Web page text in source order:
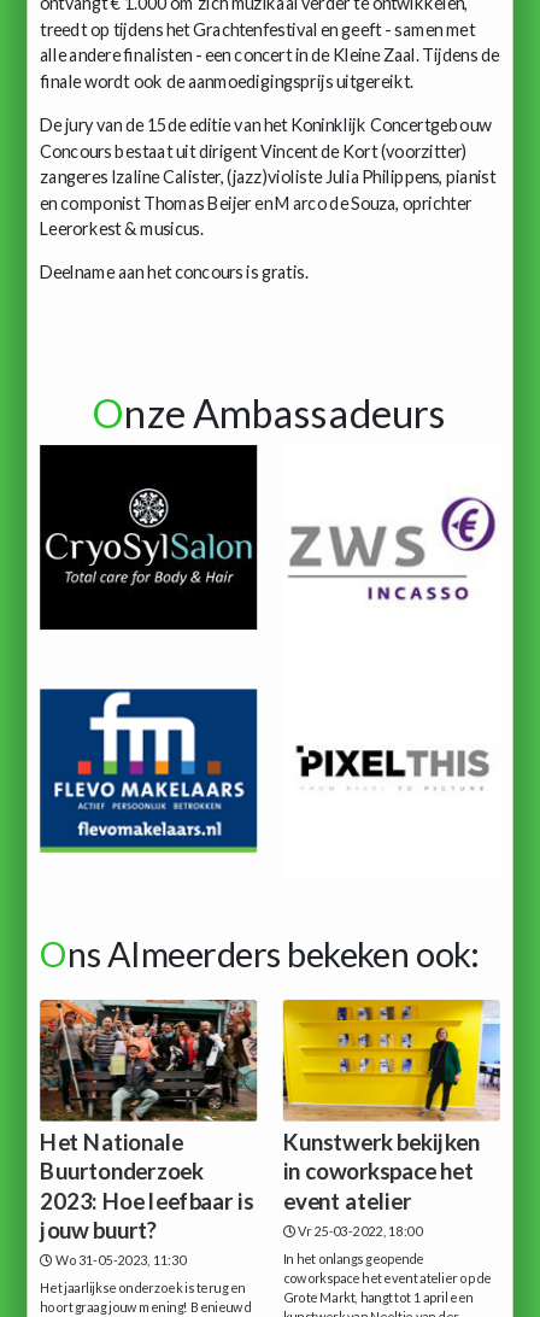
treedt op tijdens het Grachtenfestival en geeft - samen met
alle andere finalisten - een concert in de Kleine Zaal. Tijdens de
finale wordt ook de aanmoedigingsprijs uitgereikt.
De jury van de 15de editie van het Koninklijk Concertgebouw
Concours bestaat uit dirigent Vincent de Kort (voorzitter)
zangeres Izaline Calister, (jazz)violiste Julia Philippens, pianist
en componist Thomas Beijer en Marco de Souza, oprichter
Leerorkest & musicus.
Deelname aan het concours is gratis.
Onze Ambassadeurs
Ons Almeerders bekeken ook:
Het Nationale
Buurtonderzoek
2023: Hoe leefbaar is
jouw buurt?
Wo 31-05-2023, 11:30
Het jaarlijkse onderzoek is terug en
hoort graag jouw mening! Benieuwd
Kunstwerk bekijken
in coworkspace het
event atelier
Vr 25-03-2022, 18:00
In het onlangs geopende
coworkspace het event atelier op de
Grote Markt, hangt tot 1 april een